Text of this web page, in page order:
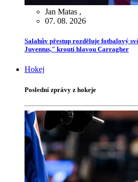
Jan Matas ,
07. 08. 2026
Salahův přestup rozděluje fotbalový
Juventus," kroutí hlavou Carragher
Hokej
Poslední zprávy z hokeje